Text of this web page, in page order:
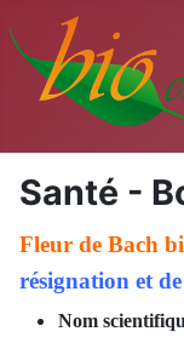
Santé -
Fleur de Bach
résignation et
Nom